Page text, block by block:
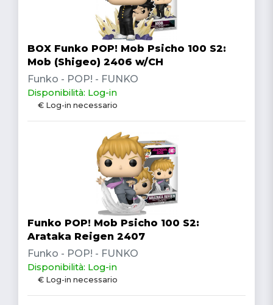
BOX Funko POP! Mob Psicho 100 S2:
Mob (Shigeo) 2406 w/CH
Funko - POP! - FUNKO
Disponibilità: Log-in
€ Log-in necessario
Funko POP! Mob Psicho 100 S2:
Arataka Reigen 2407
Funko - POP! - FUNKO
Disponibilità: Log-in
€ Log-in necessario